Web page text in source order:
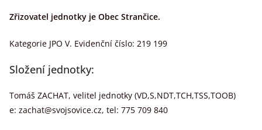
Zřizovatel jednotky je Obec Strančice.
Kategorie JPO V. Evidenční číslo: 219 199
Složení jednotky:
Tomáš ZACHAT, velitel jednotky (VD,S,NDT,TCH,TSS,TOOB)
e: zachat@svojsovice.cz, tel: 775 709 840